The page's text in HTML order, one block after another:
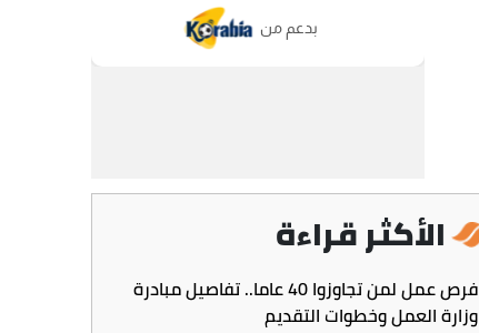
الأكثر قراءة
فرص عمل لمن تجاوزوا 40 عاما.. تفاصيل مبادرة
وزارة العمل وخطوات التقديم